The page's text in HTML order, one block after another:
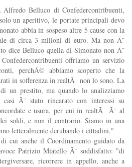
Belluco di Confedercontribuenti,
un aperitivo, le portate principali devo
abbia in sospeso altre 5 cause con la
di circa 3 milioni di euro. Ma non Ã¨
dice Belluco quella di Simonato non Ã¨
offriamo un servizio
perchÃ© abbiamo scoperto che la
in sofferenza in realtÃ non lo sono. La
un prestito, ma quando lo analizziamo
Ã¨ stato rincarato con interessi su
e usura, per cui in realtÃ Ã¨ al
soldi, e non il contrario. Siamo in una
letteralmente derubando i cittadini."
cui anche il Coordinamento guidato da
Patrizio Miatello Ã¨ soddisfatto: "di
ricorrere in appello, anche a